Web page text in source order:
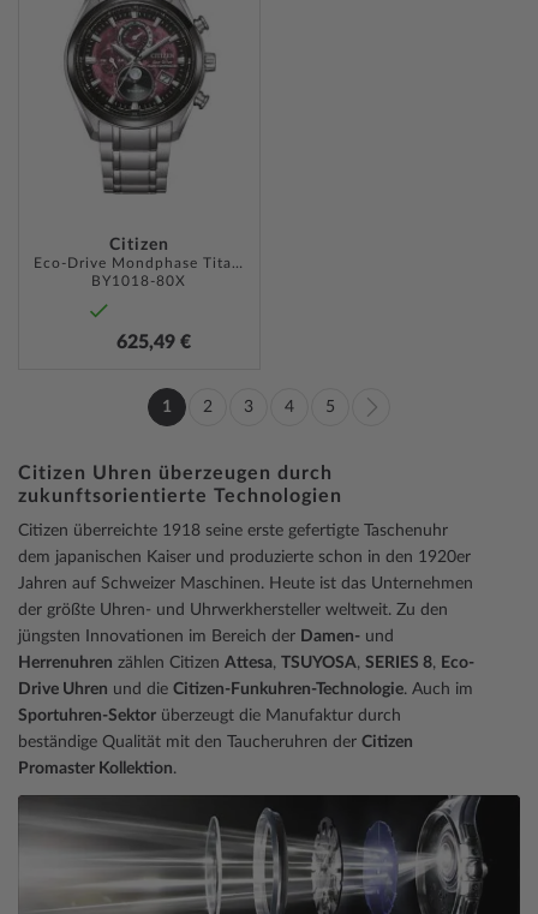
Citizen
Eco-Drive Mondphase Titanium Funkuhr 43mm
BY1018-80X
625,49 €
Seite
Sie
gerade
Seite
1
2
3
4
5
Citizen Uhren überzeugen durch
zukunftsorientierte Technologien
Citizen überreichte 1918 seine erste gefertigte Taschenuhr
dem japanischen Kaiser und produzierte schon in den 1920er
Jahren auf Schweizer Maschinen. Heute ist das Unternehmen
der größte Uhren- und Uhrwerkhersteller weltweit. Zu den
jüngsten Innovationen im Bereich der Damen- und
Herrenuhren zählen Citizen Attesa, TSUYOSA, SERIES 8, Eco-
Drive Uhren und die Citizen-Funkuhren-Technologie. Auch im
Sportuhren-Sektor überzeugt die Manufaktur durch
beständige Qualität mit den Taucheruhren der Citizen
Promaster Kollektion.